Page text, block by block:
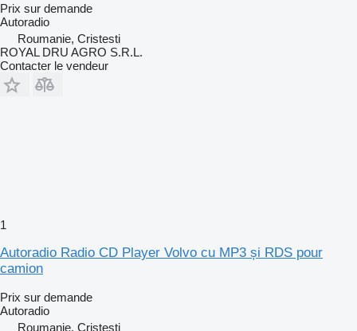
Prix sur demande
Autoradio
Roumanie, Cristesti
ROYAL DRU AGRO S.R.L.
Contacter le vendeur
1
Autoradio Radio CD Player Volvo cu MP3 și RDS pour
camion
Prix sur demande
Autoradio
Roumanie, Cristesti